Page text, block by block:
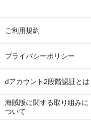
ご利用規約
プライバシーポリシー
dアカウント2段階認証とは
海賊版に関する取り組みに
ついて